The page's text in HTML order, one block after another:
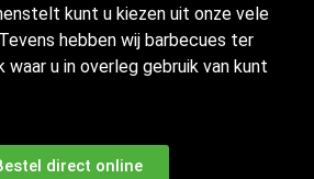
kunt u kiezen uit onze vele
hebben wij barbecues ter
waar u in overleg gebruik van kunt
direct online